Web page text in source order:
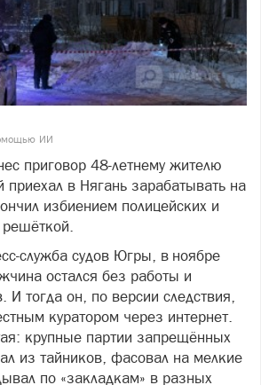
ИИ
приговор 48-летнему жителю
приехал в Нягань зарабатывать на
избиением полицейских и
служба судов Югры, в ноябре
остался без работы и
И тогда он, по версии следствия,
куратором через интернет.
крупные партии запрещённых
из тайников, фасовал на мелкие
по «закладкам» в разных